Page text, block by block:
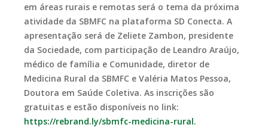
em áreas rurais e remotas será o tema da próxima
atividade da SBMFC na plataforma SD Conecta. A
apresentação será de Zeliete Zambon, presidente
da Sociedade, com participação de Leandro Araújo,
médico de família e Comunidade, diretor de
Medicina Rural da SBMFC e Valéria Matos Pessoa,
Doutora em Saúde Coletiva. As inscrições são
gratuitas e estão disponíveis no link:
https://rebrand.ly/sbmfc-medicina-rural.